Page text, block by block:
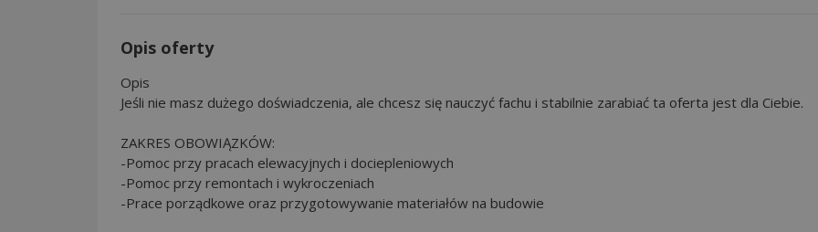
Opis oferty
Opis
Jeśli nie masz dużego doświadczenia, ale chcesz się nauczyć fachu i stabilnie zarabiać ta oferta jest dla Ciebie.
ZAKRES OBOWIĄZKÓW:
-Pomoc przy pracach elewacyjnych i dociepleniowych
-Pomoc przy remontach i wykroczeniach
-Prace porządkowe oraz przygotowywanie materiałów na budowie